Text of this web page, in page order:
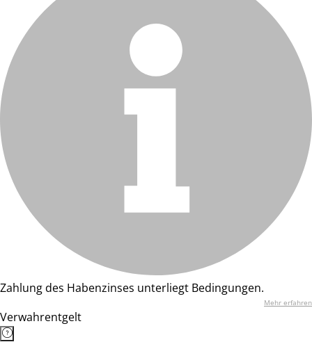
Zahlung des Habenzinses unterliegt Bedingungen.
Mehr erfahren
Verwahrentgelt